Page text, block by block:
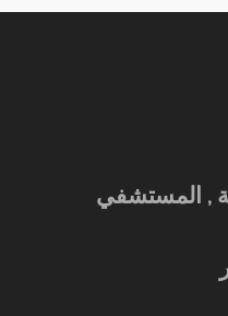
, المستشفي